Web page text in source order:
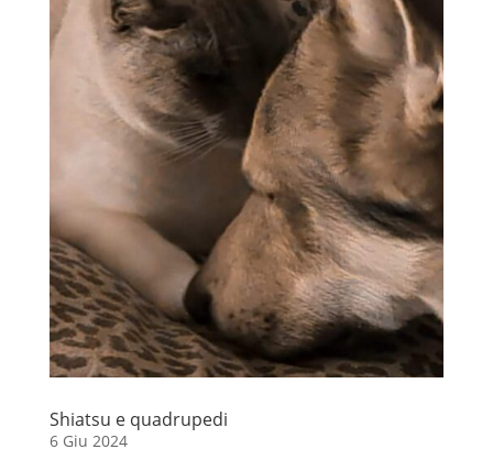
Shiatsu e quadrupedi
6 Giu 2024